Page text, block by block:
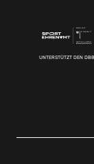
UNTERSTÜTZT DEN DBB